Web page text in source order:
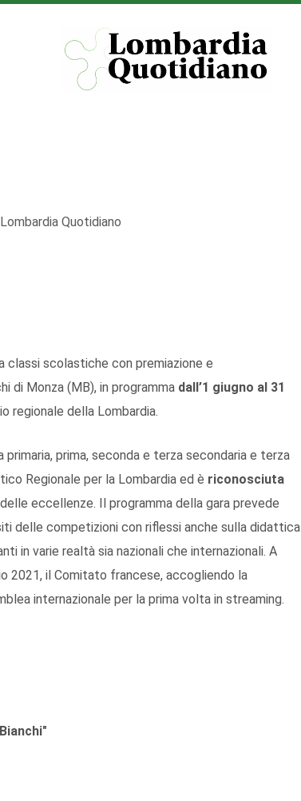
Lombardia Quotidiano
classi scolastiche con premiazione e
di Monza (MB), in programma dall’1 giugno al 31
regionale della Lombardia.
primaria, prima, seconda e terza secondaria e terza
Regionale per la Lombardia ed è riconosciuta
eccellenze. Il programma della gara prevede
delle competizioni con riflessi anche sulla didattica
in varie realtà sia nazionali che internazionali. A
2021, il Comitato francese, accogliendo la
internazionale per la prima volta in streaming.